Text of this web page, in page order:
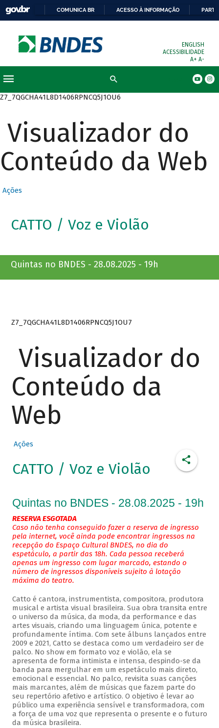
COMUNICA BR ACESSO À INFORMAÇÃO
ENGLISH
ACESSIBILIDADE
A+ A-
Z7_7QGCHA41L8D1406RPNCQ5J1OU6
Visualizador do
Conteúdo da Web
Ações
CATTO / Voz e Violão
Quintas no BNDES - 28.08.2025 - 19h
Z7_7QGCHA41L8D1406RPNCQ5J1OU7
Visualizador do
Conteúdo da
Web
Ações
CATTO / Voz e Violão
Quintas no BNDES - 28.08.2025 - 19h
RESERVA ESGOTADA
Caso não tenha conseguido fazer a reserva de ingresso
pela internet, você ainda pode encontrar ingressos na
recepção do Espaço Cultural BNDES, no dia do
espetáculo, a partir das 18h. Cada pessoa receberá
apenas um ingresso com lugar marcado, estando o
número de ingressos disponíveis sujeito à lotação
máxima do teatro.
Catto é cantora, instrumentista, compositora, produtora
musical e artista visual brasileira. Sua obra transita entre
o universo da música, da moda, da performance e das
artes visuais, criando uma linguagem única, potente e
profundamente íntima. Com sete álbuns lançados entre
2009 e 2021, Catto se destaca como um verdadeiro ser de
palco. No show em formato voz e violão, ela se
apresenta de forma intimista e intensa, despindo-se da
banda para mergulhar em um espetáculo mais direto,
emocional e essencial. No palco, revisita suas canções
mais marcantes, além de músicas que fazem parte do
seu repertório afetivo e artístico. O objetivo é levar ao
público uma experiência sensível e transformadora, com
a força de uma voz que representa o presente e o futuro
da música brasileira.